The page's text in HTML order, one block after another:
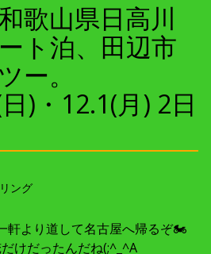
和歌山県日高川
ト泊、田辺市
ー。
)・12.1(月) 2日
ング
より道して名古屋へ帰るぞ🏍
けだったんだね(;^_^A